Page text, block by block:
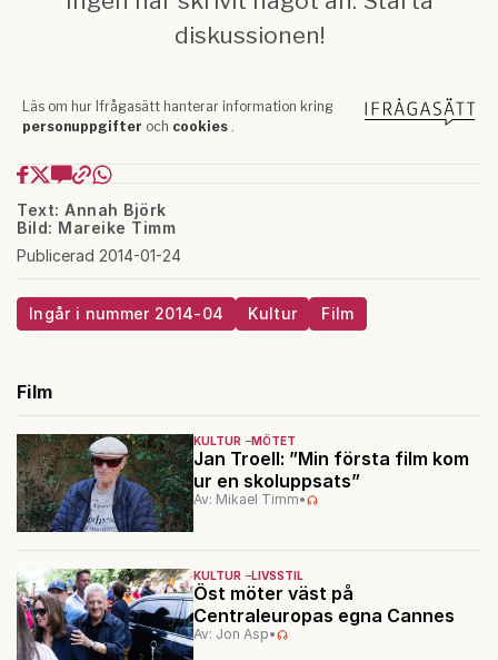
Text: Annah Björk
Bild: Mareike Timm
Publicerad 2014-01-24
Ingår i nummer 2014-04 Kultur Film
Film
KULTUR MÖTET
Jan Troell: ”Min första film kom
ur en skoluppsats”
Av: Mikael Timm•
KULTUR LIVSSTIL
Öst möter väst på
Centraleuropas egna Cannes
Av: Jon Asp•